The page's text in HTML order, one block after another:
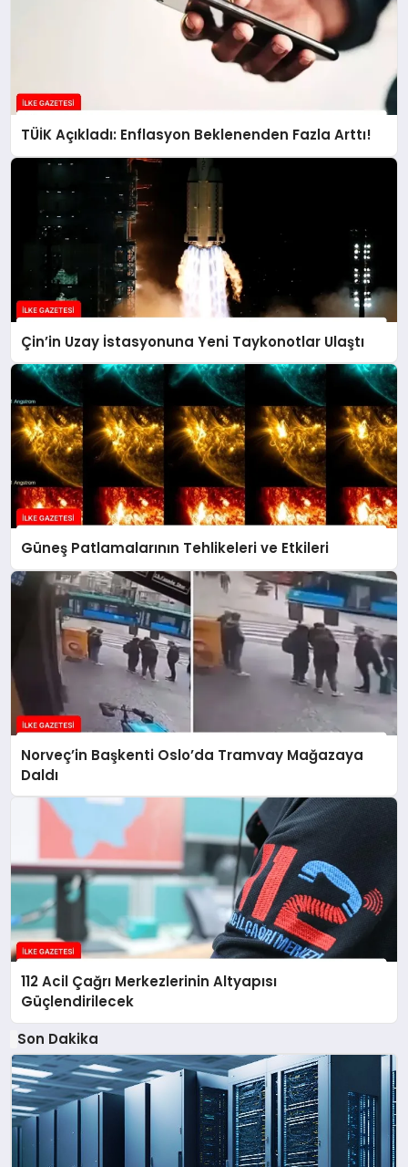
TÜİK Açıkladı: Enflasyon Beklenenden Fazla Arttı!
Çin’in Uzay İstasyonuna Yeni Taykonotlar Ulaştı
Güneş Patlamalarının Tehlikeleri ve Etkileri
Norveç’in Başkenti Oslo’da Tramvay Mağazaya
Daldı
112 Acil Çağrı Merkezlerinin Altyapısı
Güçlendirilecek
Son Dakika